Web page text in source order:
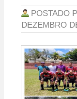
POSTADO
DEZEMBRO